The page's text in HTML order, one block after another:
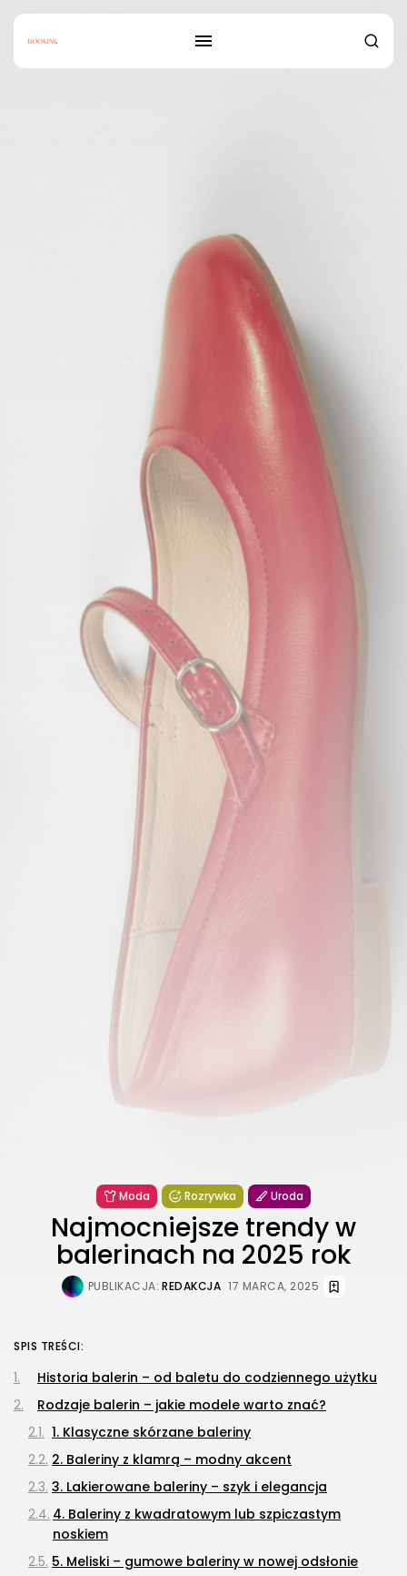
Moda Rozrywka Uroda
Najmocniejsze trendy w
balerinach na 2025 rok
PUBLIKACJA: REDAKCJA 17 MARCA, 2025
SPIS TREŚCI:
Historia balerin – od baletu do codziennego użytku
Rodzaje balerin – jakie modele warto znać?
1. Klasyczne skórzane baleriny
2. Baleriny z klamrą – modny akcent
3. Lakierowane baleriny – szyk i elegancja
4. Baleriny z kwadratowym lub szpiczastym
noskiem
5. Meliski – gumowe baleriny w nowej odsłonie